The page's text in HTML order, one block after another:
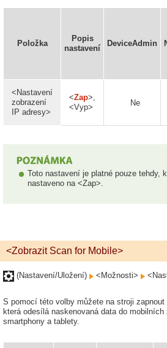
Položka
Popis
nastavení
DeviceAdmin
<Nastavení
zobrazení
IP adresy>
<Zap>,
<Vyp>
Ne
Toto nastavení je platné pouze tehdy,
nastaveno na <Zap>.
<Zobrazit Scan for Mobile>
(Nastavení/Uložení) <Možnosti>
S pomocí této volby můžete na stroji
která odesílá naskenovaná data do
smartphony a tablety.